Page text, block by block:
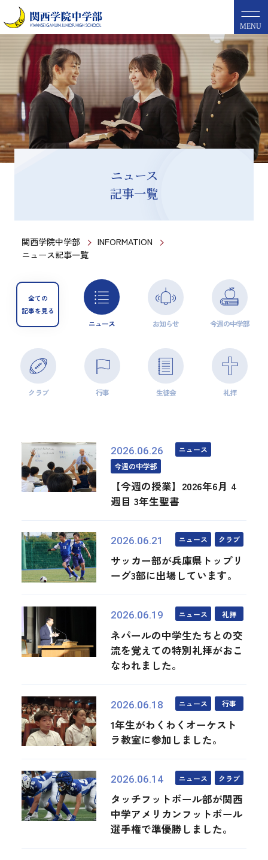
MENU
ニュース
記事一覧
関西学院中学部
INFORMATION
ニュース記事一覧
全ての
記事を見る
ニュース お知らせ 今週の中学部
クラブ 行事 生徒会 礼拝
2026.06.26
ニュース
今週の中学部
【今週の授業】2026年6月 4
週目 3年生聖書
2026.06.21 ニュース クラブ
サッカー部が兵庫県トップリ
ーグ3部に出場しています。
2026.06.19 ニュース 礼拝
ネパールの中学生たちとの交
流を覚えての特別礼拝がおこ
なわれました。
2026.06.18 ニュース 行事
1年生がわくわくオーケスト
ラ教室に参加しました。
2026.06.14 ニュース クラブ
タッチフットボール部が関西
中学アメリカンフットボール
選手権で準優勝しました。